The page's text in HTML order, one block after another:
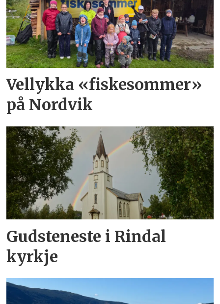
Vellykka «fiskesommer»
på Nordvik
Gudsteneste i Rindal
kyrkje